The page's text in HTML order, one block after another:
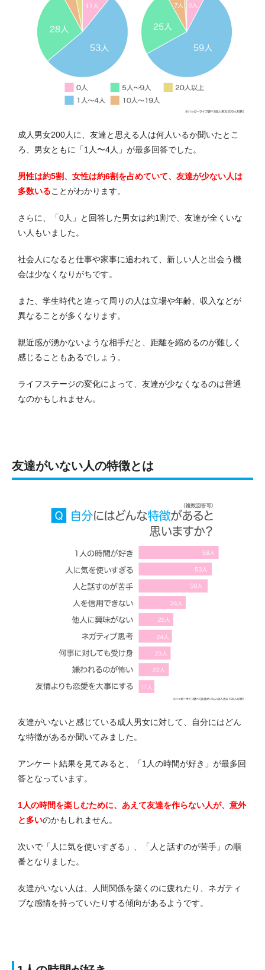
成人男女200人に、友達と思える人は何人いるか聞いたとこ
ろ、男女ともに「1人〜4人」が最多回答でした。
男性は約5割、女性は約6割を占めていて、友達が少ない人は
多数いることがわかります。
さらに、「0人」と回答した男女は約1割で、友達が全くいな
い人もいました。
社会人になると仕事や家事に追われて、新しい人と出会う機
会は少なくなりがちです。
また、学生時代と違って周りの人は立場や年齢、収入などが
異なることが多くなります。
親近感が湧かないような相手だと、距離を縮めるのが難しく
感じることもあるでしょう。
ライフステージの変化によって、友達が少なくなるのは普通
なのかもしれません。
友達がいない人の特徴とは
友達がいないと感じている成人男女に対して、自分にはどん
な特徴があるか聞いてみました。
アンケート結果を見てみると、「1人の時間が好き」が最多回
答となっています。
1人の時間を楽しむために、あえて友達を作らない人が、意外
と多いのかもしれません。
次いで「人に気を使いすぎる」、「人と話すのが苦手」の順
番となりました。
友達がいない人は、人間関係を築くのに疲れたり、ネガティ
ブな感情を持っていたりする傾向があるようです。